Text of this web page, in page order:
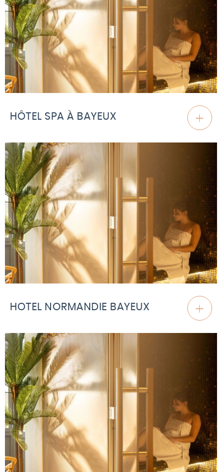
HÔTEL SPA À BAYEUX
HOTEL NORMANDIE BAYEUX